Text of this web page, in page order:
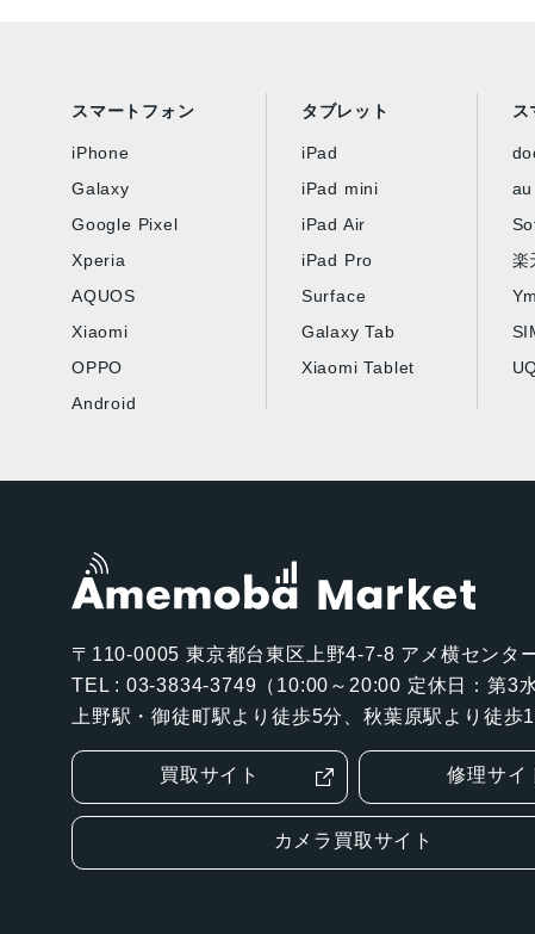
スマートフォン
iPhone
Galaxy
Google Pixel
Xperia
AQUOS
Xiaomi
OPPO
Android
タブレット
iPad
iPad mini
iPad Air
iPad Pro
Surface
Galaxy Tab
Xiaomi Tablet
ス
au
楽
〒110-0005 東京都台東区上野4-7-8 アメ横センタ
TEL : 03-3834-3749（10:00～20:00 定休日：第3水
上野駅・御徒町駅より徒歩5分、秋葉原駅より徒歩
買取サイト 修理サイ
カメラ買取サイト